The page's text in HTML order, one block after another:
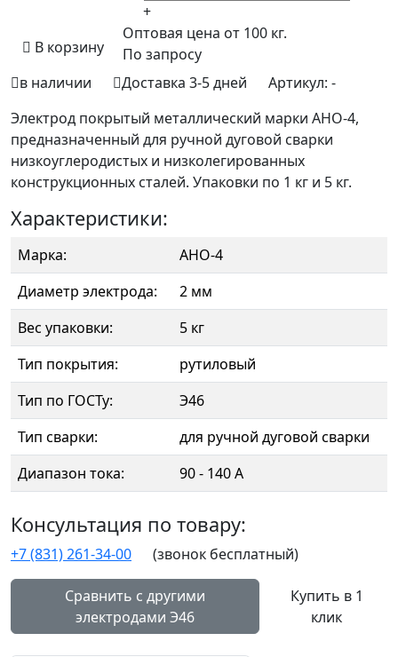
+
В корзину
Оптовая цена от 100 кг.
По запросу
в наличии
Доставка 3-5 дней Артикул: -
Электрод покрытый металлический марки АНО-4,
предназначенный для ручной дуговой сварки
низкоуглеродистых и низколегированных
конструкционных сталей. Упаковки по 1 кг и 5 кг.
Характеристики:
Марка:
АНО-4
Диаметр электрода:
2 мм
Вес упаковки:
5 кг
Тип покрытия:
рутиловый
Тип по ГОСТу:
Э46
Тип сварки:
для ручной дуговой сварки
Диапазон тока:
90 - 140 А
Консультация по товару:
+7 (831) 261-34-00 (звонок бесплатный)
Сравнить с другими
электродами Э46
Купить в 1
клик